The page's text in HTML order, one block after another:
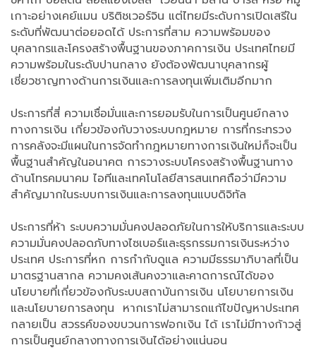
เกาะอย่างเคย์แมน บริติชเวอร์จิน แต่ไทยมีระดับการเปิดเสรีใน
ระดับที่พัฒนาต่อยอดได้ ประการที่สาม ความพร้อมของ
บุคลากรและโครงสร้างพื้นฐานของภาคการเงิน ประเทศไทยมี
ความพร้อมในระดับปานกลาง ยังต้องพัฒนาบุคลากรผู้
เชี่ยวชาญทางด้านการเงินและการลงทุนเพิ่มเติมอีกมาก
ประการที่สี่ ความเชื่อมั่นและการยอมรับในการเป็นศูนย์กลาง
ทางการเงิน เกี่ยวข้องกับวางระบบกฎหมาย การที่กระทรวง
การคลังจะมีแผนในการจัดทำกฎหมายทางการเงินใหม่ก็จะเป็น
พื้นฐานสำคัญในอนาคต การวางระบบโครงสร้างพื้นฐานทาง
ด้านโทรคมนาคม ไอทีและเทคโนโลยีสารสนเทศถือว่ามีความ
สำคัญมากในระบบการเงินและการลงทุนแบบดิจิทัล
ประการที่ห้า ระบบความมั่นคงปลอดภัยในการให้บริการและระบบ
ความมั่นคงปลอดภับทางไซเบอร์และธุรกรรมการเงินระหว่าง
ประเทศ ประการที่หก การกำกับดูแล ความมีธรรมาภิบาลที่เป็น
มาตรฐานสากล ความคงเส้นคงวาและคาดการณ์ได้ของ
นโยบายที่เกี่ยวข้องกับระบบสถาบันการเงิน นโยบายการเงิน
และนโยบายการลงทุน หากเราไม่สามารถแก้ไขปัญหาประเทศ
กลายเป็น สวรรค์ของขบวนการฟอกเงิน ได้ เราไม่มีทางก้าวสู่
การเป็นศูนย์กลางทางการเงินได้อย่างแน่นอน